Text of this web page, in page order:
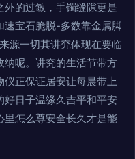
的过敏，手镯缝隙更是
速宝石脆脱-多数靠金属脚
源一切其讲究体现在要临
纳呢。讲究的生活节带方
正保证居安让每晨带上
日子温缘久吉平和平安
里怎么尊安全长久才是能